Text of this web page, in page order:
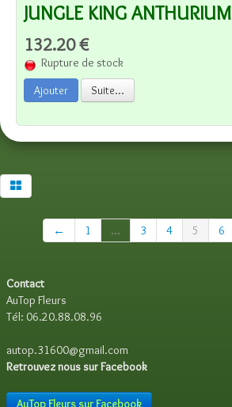
JUNGLE KING ANTHURIUM
132.20 €
Rupture de stock
Ajouter
Suite...
← 1 ... 3 4 5 6
Contact
AuTop Fleurs
Tél: 06.20.88.08.96
autop.31600@gmail.com
Retrouvez nous sur Facebook